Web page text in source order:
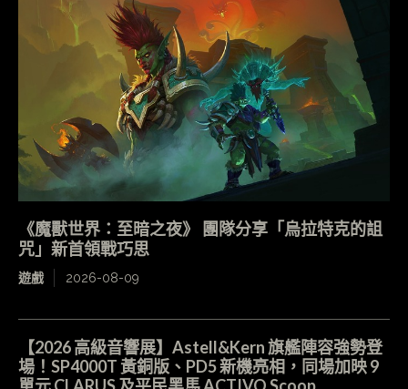
《魔獸世界：至暗之夜》 團隊分享「烏拉特克的詛
咒」新首領戰巧思
遊戲 2026-08-09
【2026 高級音響展】Astell&Kern 旗艦陣容強勢登
場！SP4000T 黃銅版、PD5 新機亮相，同場加映 9